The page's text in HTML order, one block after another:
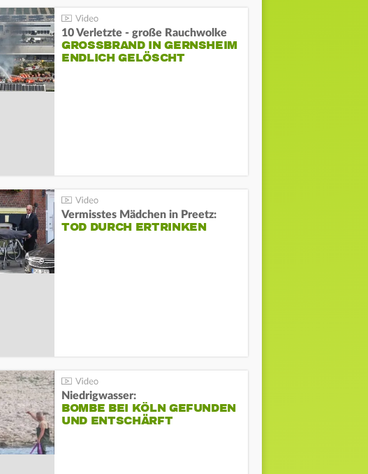
10 Verletzte - große Rauchwolke
GROSSBRAND IN GERNSHEIM E
NDLICH GELÖSCHT
Vermisstes Mädchen in Preetz:
TOD DURCH ERTRINKEN
Niedrigwasser:
BOMBE BEI KÖLN GEFUNDEN
UND ENTSCHÄRFT